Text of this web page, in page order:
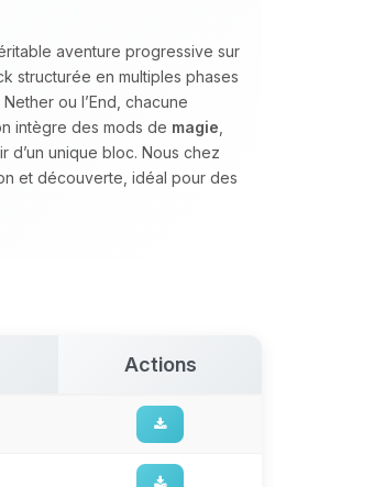
aventure progressive sur
structurée en multiples phases
ou l’End, chacune
intègre des mods de magie
unique bloc. Nous chez
et découverte, idéal pour des
Actions